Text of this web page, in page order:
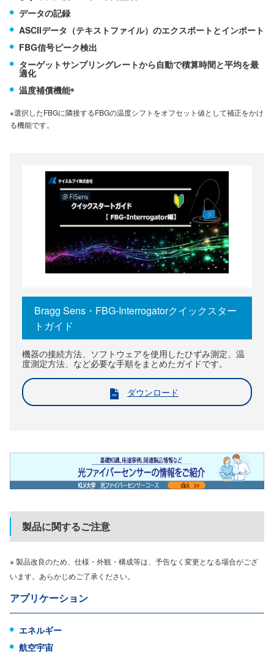
データの記録
ASCIIデータ（テキストファイル）のエクスポートとインポート
FBG信号ピーク検出
ターゲットサンプリングレートから自動で積算時間と平均を最
適化
温度補償機能※
※選択したFBGに隣接するFBGの温度シフトをオフセット値として補正をかけ
る機能です。
Bragg Sens・FBG-Interrogatorクイックスター
トガイド
機器の接続方法、ソフトウェアを使用したひずみ測定、温
度測定方法、など必要な手順をまとめたガイドです。
ダウンロード
製品に関するご注意
※ 製品改良のため、仕様・外観・構成等は、予告なく変更となる場合がござ
います。あらかじめご了承ください。
アプリケーション
エネルギー
航空宇宙